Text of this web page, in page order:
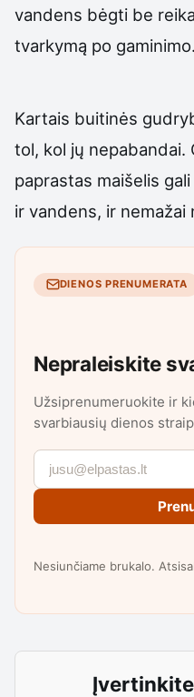
vandens bėgti be
tvarkymą po gaminimo.
Kartais buitinės
tol, kol jų nepabandai.
paprastas maišelis
ir vandens, ir nemažai
DIENOS PRENUMERATA
Nepraleiskite
Užsiprenumeruokite ir
svarbiausių dienos
Nesiunčiame brukalo.